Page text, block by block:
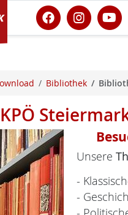
Bibliothek
Unsere
-
-